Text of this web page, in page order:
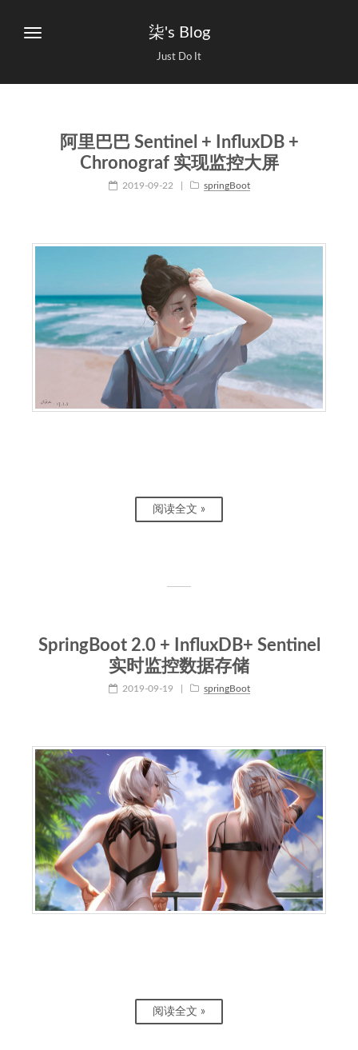
柒's Blog
Just Do It
阿里巴巴 Sentinel + InfluxDB +
Chronograf 实现监控大屏
2019-09-22 springBoot
阅读全文 »
SpringBoot 2.0 + InfluxDB+ Sentinel
实时监控数据存储
2019-09-19 springBoot
阅读全文 »